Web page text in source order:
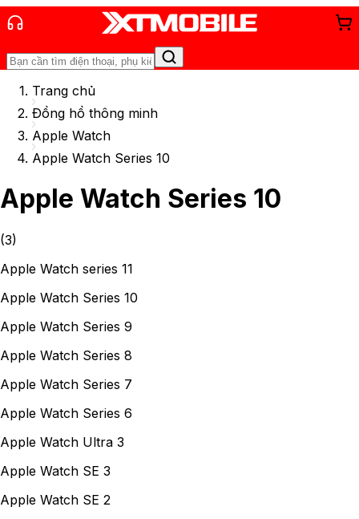
Trang chủ
Đồng hồ thông minh
Apple Watch
Apple Watch Series 10
Apple Watch Series 10
(3)
Apple Watch series 11
Apple Watch Series 10
Apple Watch Series 9
Apple Watch Series 8
Apple Watch Series 7
Apple Watch Series 6
Apple Watch Ultra 3
Apple Watch SE 3
Apple Watch SE 2